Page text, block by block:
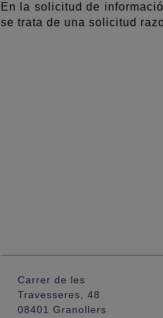
En la solicitud de
se trata de una solicitud
Carrer de les
Travesseres, 48
08401 Granollers